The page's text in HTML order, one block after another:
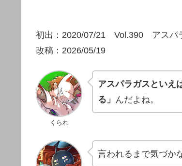
初出：2020/07/21 Vol.390 アスパ
改稿：2026/05/19
くられ
アスパラガスといえ
る」 んだよね。
言われるまで気づか